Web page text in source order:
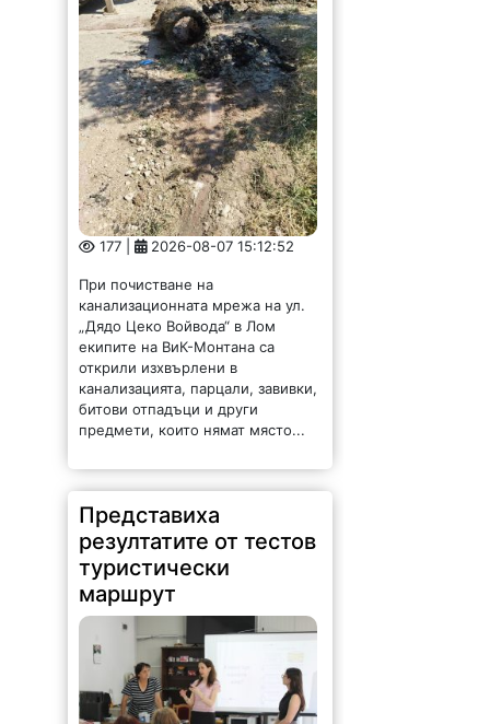
177 | 2026-08-07 15:12:52
При почистване на
канализационната мрежа на ул.
„Дядо Цеко Войвода“ в Лом
екипите на ВиК-Монтана са
открили изхвърлени в
канализацията, парцали, завивки,
битови отпадъци и други
предмети, които нямат място...
Представиха
резултатите от тестов
туристически
маршрут